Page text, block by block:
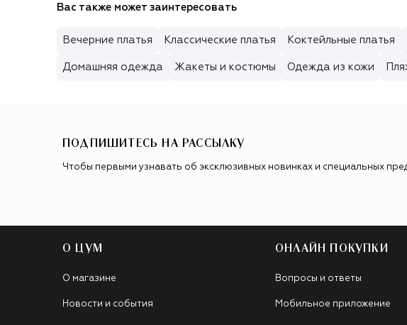
Вас также может заинтересовать
Вечерние платья Классические платья Коктейльные платья
Домашняя одежда Жакеты и костюмы Одежда из кожи
ПОДПИШИТЕСЬ НА РАССЫЛКУ
Чтобы первыми узнавать об эксклюзивных новинках и специальных
О ЦУМ
О магазине
Новости и события
ОНЛАЙН ПОКУПКИ
Вопросы и ответы
Мобильное приложение